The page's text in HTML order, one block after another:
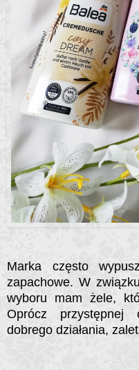
Marka często
zapachowe. W
wyboru mam żele,
Oprócz
dobrego działania,